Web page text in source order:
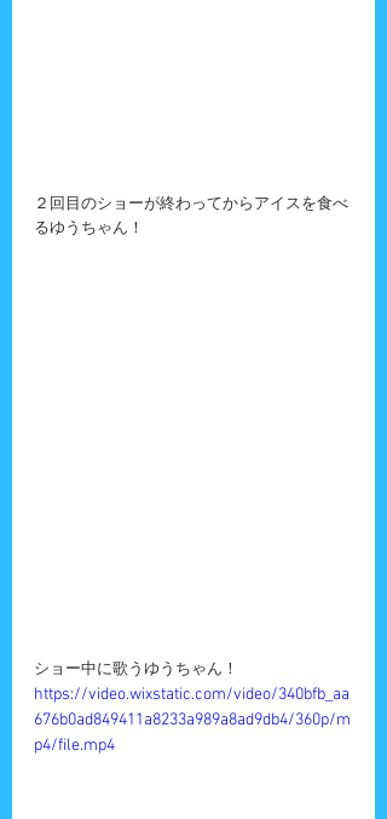
２回目のショーが終わってからアイスを食べ
るゆうちゃん！
ショー中に歌うゆうちゃん！
https://video.wixstatic.com/video/340bfb_aa
676b0ad849411a8233a989a8ad9db4/360p/m
p4/file.mp4